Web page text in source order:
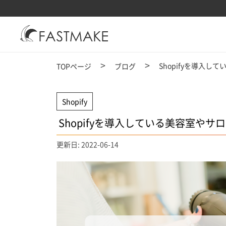
TOPページ ブログ Shopifyを導入して
Shopify
Shopifyを導入している美容室やサ
更新日: 2022-06-14